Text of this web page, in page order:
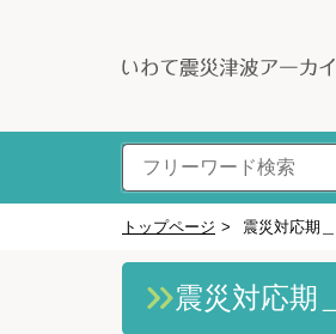
トップページ > 震災対応期
震災対応期